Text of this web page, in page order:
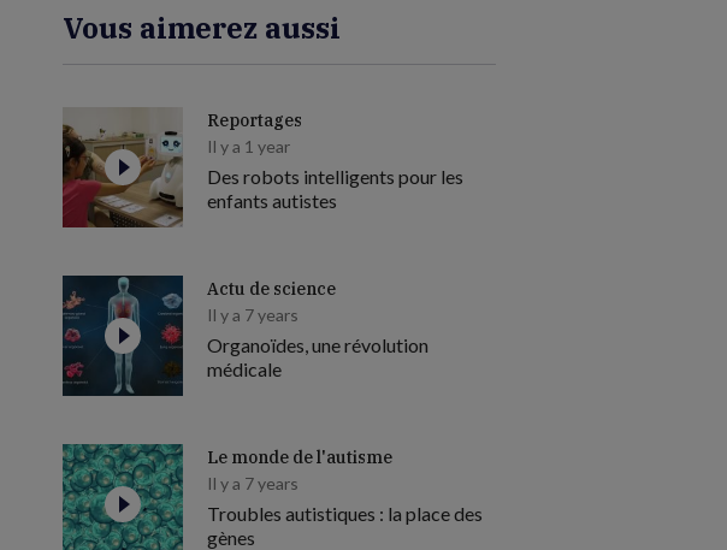
Vous aimerez aussi
Reportages
Il y a 1 year
Des robots intelligents pour les
enfants autistes
Actu de science
Il y a 7 years
Organoïdes, une révolution
médicale
Le monde de l'autisme
Il y a 7 years
Troubles autistiques : la place des
gènes